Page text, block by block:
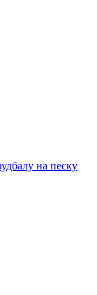
на песку